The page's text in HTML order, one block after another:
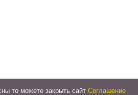
то можете закрыть сайт Соглашение